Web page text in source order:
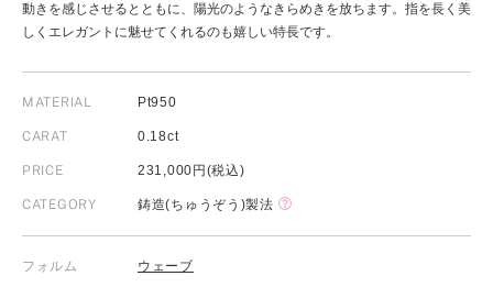
動きを感じさせるとともに、陽光のようなきらめきを放ちます。指を長く美
しくエレガントに魅せてくれるのも嬉しい特長です。
MATERIAL Pt950
CARAT 0.18ct
PRICE 231,000円(税込)
CATEGORY 鋳造(ちゅうぞう)製法
フォルム ウェーブ